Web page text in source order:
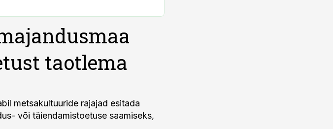
taotlema
metsakultuuride rajajad esitada
või täiendamistoetuse saamiseks,